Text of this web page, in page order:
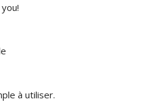
à utiliser.